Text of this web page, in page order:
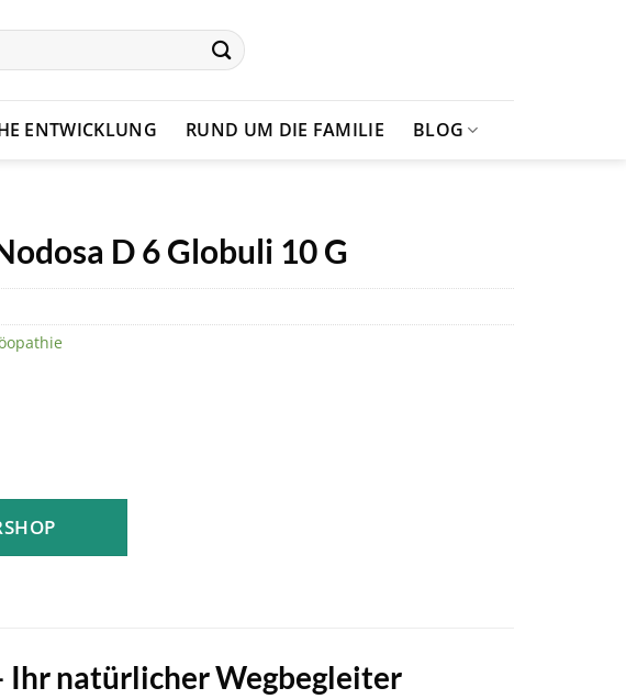
ENTWICKLUNG RUND UM DIE FAMILIE BLOG
D 6 Globuli 10 G
Ihr natürlicher Wegbegleiter